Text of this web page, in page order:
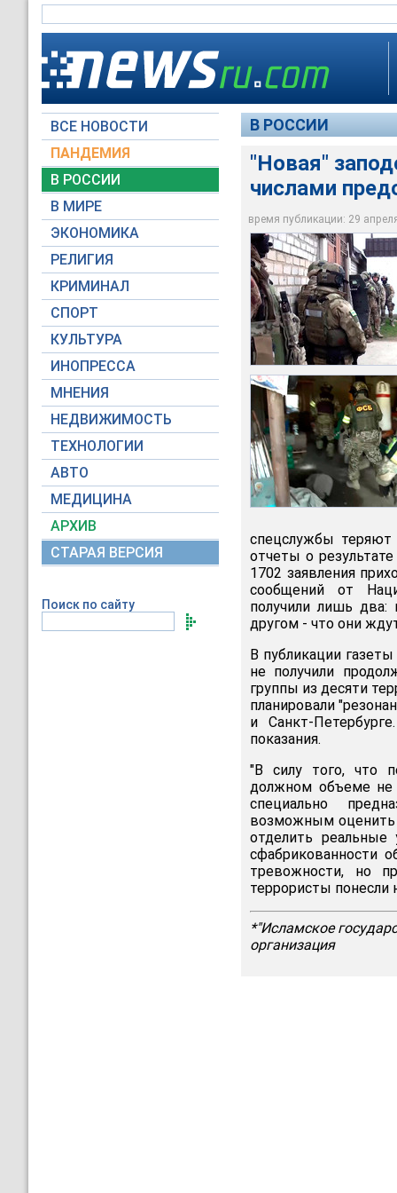
ВСЕ НОВОСТИ
ПАНДЕМИЯ
В РОССИИ
В МИРЕ
ЭКОНОМИКА
РЕЛИГИЯ
КРИМИНАЛ
СПОРТ
КУЛЬТУРА
ИНОПРЕССА
МНЕНИЯ
НЕДВИЖИМОСТЬ
ТЕХНОЛОГИИ
АВТО
МЕДИЦИНА
АРХИВ
СТАРАЯ ВЕРСИЯ
Поиск по сайту
В РОССИИ
"Новая"
числами
время публикации: 29
"Новая"
терактов
©РИА Новости /
Только за
десятков
а днем ранее
разных регионах
НАК
спецслужбы
отчеты о
1702 заявления
сообщений от
получили лишь
другом - что они
В публикации
не получили
группы из десяти
планировали
и Санкт-
показания.
"В силу того, что
должном объеме не
специально
возможным оценить
отделить
сфабрикованности
тревожности, но
террористы понесли
*"Исламское
организация